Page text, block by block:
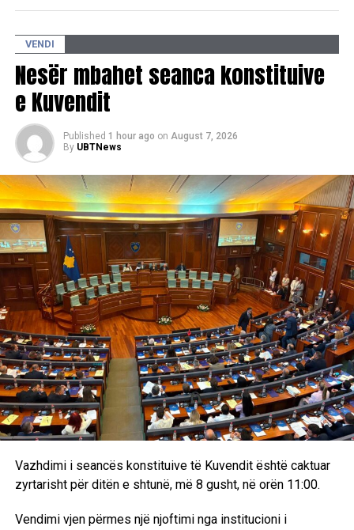
VENDI
Nesër mbahet seanca konstituive
e Kuvendit
Published 1 hour ago on August 7, 2026
By UBTNews
Vazhdimi i seancës konstituive të Kuvendit është caktuar
zyrtarisht për ditën e shtunë, më 8 gusht, në orën 11:00.
Vendimi vjen përmes një njoftimi nga institucioni i